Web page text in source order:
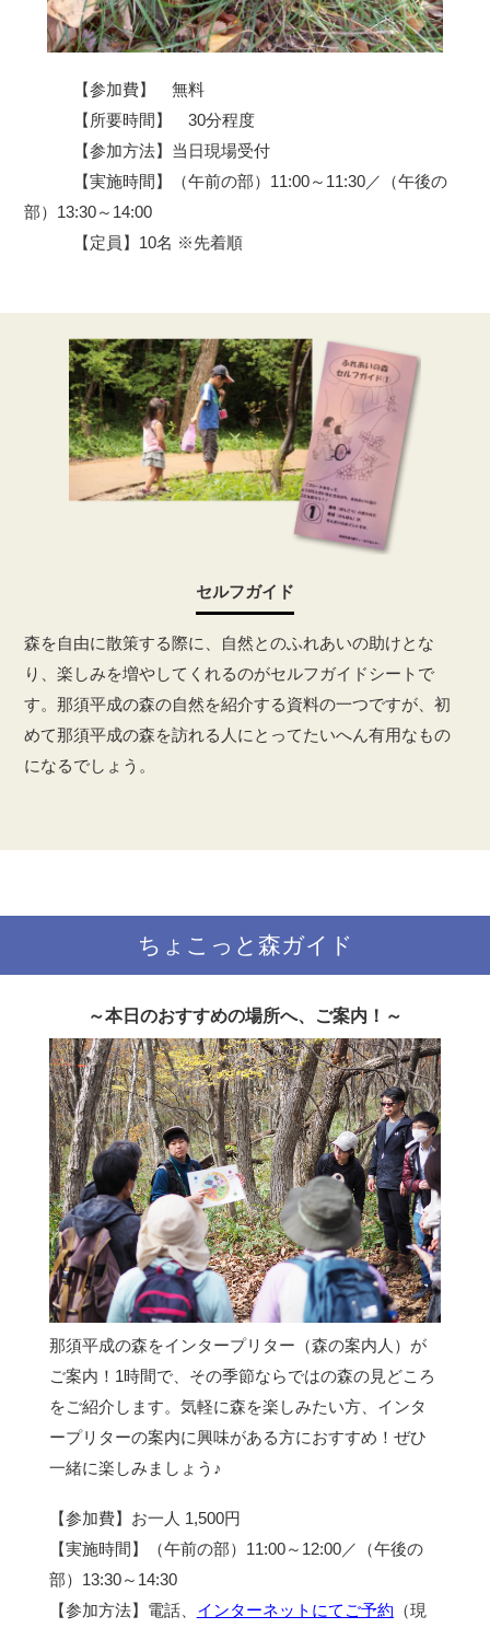
【参加費】 無料
【所要時間】 30分程度
【参加方法】当日現場受付
【実施時間】（午前の部）11:00～11:30／（午後の
部）13:30～14:00
【定員】10名 ※先着順
セルフガイド
森を自由に散策する際に、自然とのふれあいの助けとな
り、楽しみを増やしてくれるのがセルフガイドシートで
す。那須平成の森の自然を紹介する資料の一つですが、初
めて那須平成の森を訪れる人にとってたいへん有用なもの
になるでしょう。
ちょこっと森ガイド
～本日のおすすめの場所へ、ご案内！～
那須平成の森をインタープリター（森の案内人）が
ご案内！1時間で、その季節ならではの森の見どころ
をご紹介します。気軽に森を楽しみたい方、インタ
ープリターの案内に興味がある方におすすめ！ぜひ
一緒に楽しみましょう♪
【参加費】お一人 1,500円
【実施時間】（午前の部）11:00～12:00／（午後の
部）13:30～14:30
【参加方法】電話、 インターネットにてご予約 （現